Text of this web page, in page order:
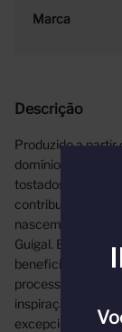
Marca
Descrição
Produzido a partir
domínio, Château
tostados de
contribuem para
nascem no
Guigal. Estas
beneficiaram de
processo, desde
inspiração e
excepcional.